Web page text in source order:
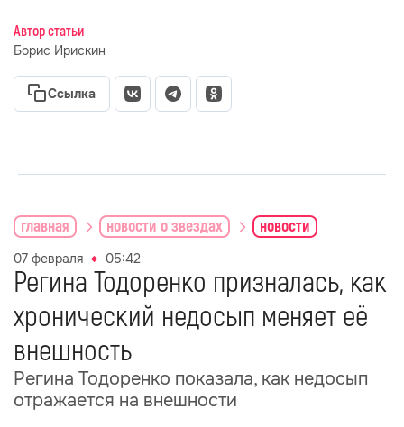
Автор статьи
Борис Ирискин
Ссылка
главная новости о звездах новости
07 февраля 05:42
Регина Тодоренко призналась, как
хронический недосып меняет её
внешность
Регина Тодоренко показала, как недосып
отражается на внешности